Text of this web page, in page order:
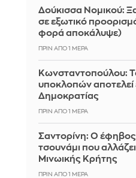
Δούκισσα Νομικού:
σε εξωτικό
φορά αποκάλυψε)
ΠΡΙΝ ΑΠΌ 1 ΜΈΡΑ
Κωνσταντοπούλου:
υποκλοπών αποτελεί
Δημοκρατίας
ΠΡΙΝ ΑΠΌ 1 ΜΈΡΑ
Σαντορίνη: Ο
τσουνάμι που
Μινωικής Κρήτης
ΠΡΙΝ ΑΠΌ 1 ΜΈΡΑ